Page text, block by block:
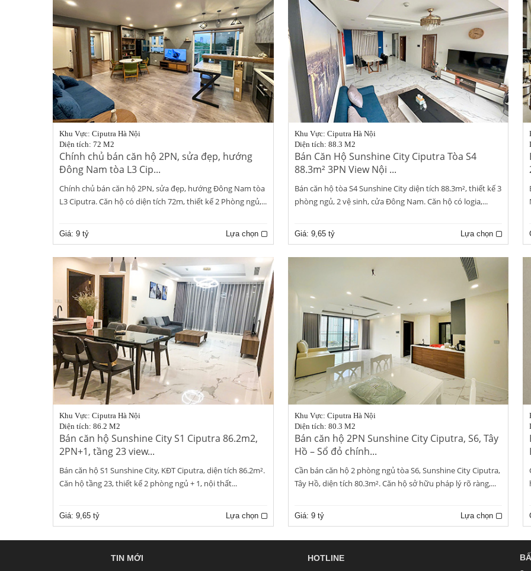
Khu Vực: Ciputra Hà Nội
Diện tích: 72 M2
Chính chủ bán căn hộ 2PN, sửa đẹp, hướng
Đông Nam tòa L3 Cip...
Chính chủ bán căn hộ 2PN, sửa đẹp, hướng Đông Nam tòa
L3 Ciputra. Căn hộ có diện tích 72m, thiết kế 2 Phòng ngủ,...
Giá: 9 tỷ Lựa chọn
Khu Vực: Ciputra Hà Nội
Diện tích: 88.3 M2
Bán Căn Hộ Sunshine City Ciputra Tòa S4
88.3m² 3PN View Nội ...
Bán căn hộ tòa S4 Sunshine City diện tích 88.3m², thiết kế 3
phòng ngủ, 2 vệ sinh, cửa Đông Nam. Căn hộ có logia,...
Giá: 9,65 tỷ Lựa chọn
Khu Vực: Ciputra Hà Nội
Diện tích: 86.2 M2
Bán căn hộ Sunshine City S1 Ciputra 86.2m2,
2PN+1, tầng 23 view...
Bán căn hộ S1 Sunshine City, KĐT Ciputra, diện tích 86.2m².
Căn hộ tầng 23, thiết kế 2 phòng ngủ + 1, nội thất...
Giá: 9,65 tỷ Lựa chọn
Khu Vực: Ciputra Hà Nội
Diện tích: 80.3 M2
Bán căn hộ 2PN Sunshine City Ciputra, S6, Tây
Hồ – Sổ đỏ chính...
Cần bán căn hộ 2 phòng ngủ tòa S6, Sunshine City Ciputra,
Tây Hồ, diện tích 80.3m². Căn hộ sở hữu pháp lý rõ ràng,...
Giá: 9 tỷ Lựa chọn
TIN MỚI HOTLINE